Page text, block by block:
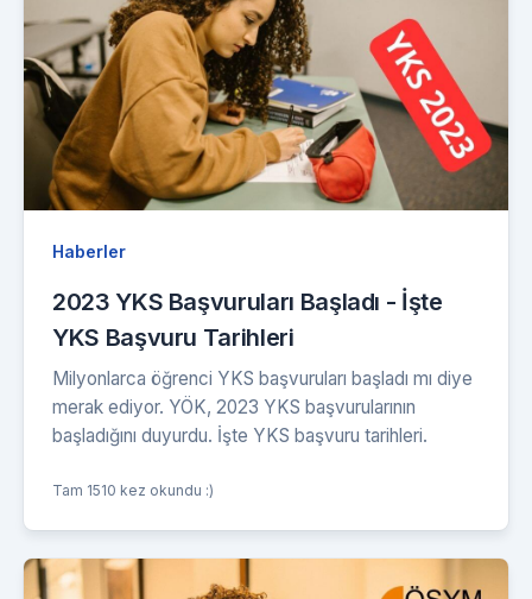
Haberler
2023 YKS Başvuruları Başladı - İşte
YKS Başvuru Tarihleri
Milyonlarca öğrenci YKS başvuruları başladı mı diye
merak ediyor. YÖK, 2023 YKS başvurularının
başladığını duyurdu. İşte YKS başvuru tarihleri.
Tam 1510 kez okundu :)